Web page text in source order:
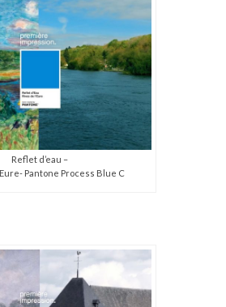
Reflet d’eau –
Pantone Process Blue C